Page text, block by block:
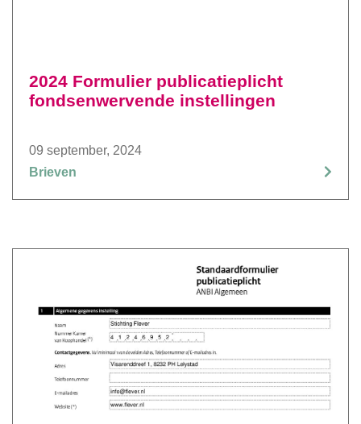
2024 Formulier publicatieplicht
fondsenwervende instellingen
09 september, 2024
Brieven